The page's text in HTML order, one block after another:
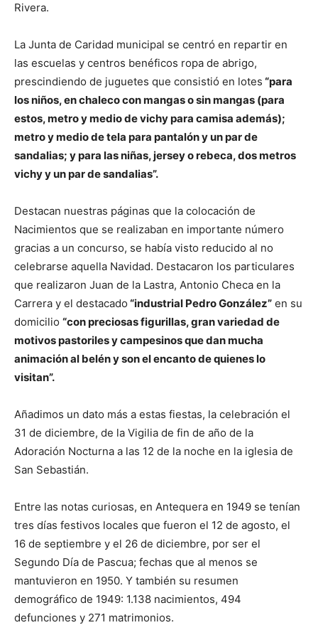
Rivera.
La Junta de Caridad municipal se centró en repartir en
las escuelas y centros benéficos ropa de abrigo,
prescindiendo de juguetes que consistió en lotes “para
los niños, en chaleco con mangas o sin mangas (para
estos, metro y medio de vichy para camisa además);
metro y medio de tela para pantalón y un par de
sandalias; y para las niñas, jersey o rebeca, dos metros
vichy y un par de sandalias”.
Destacan nuestras páginas que la colocación de
Nacimientos que se realizaban en importante número
gracias a un concurso, se había visto reducido al no
celebrarse aquella Navidad. Destacaron los particulares
que realizaron Juan de la Lastra, Antonio Checa en la
Carrera y el destacado “industrial Pedro González” en su
domicilio “con preciosas figurillas, gran variedad de
motivos pastoriles y campesinos que dan mucha
animación al belén y son el encanto de quienes lo
visitan”.
Añadimos un dato más a estas fiestas, la celebración el
31 de diciembre, de la Vigilia de fin de año de la
Adoración Nocturna a las 12 de la noche en la iglesia de
San Sebastián.
Entre las notas curiosas, en Antequera en 1949 se tenían
tres días festivos locales que fueron el 12 de agosto, el
16 de septiembre y el 26 de diciembre, por ser el
Segundo Día de Pascua; fechas que al menos se
mantuvieron en 1950. Y también su resumen
demográfico de 1949: 1.138 nacimientos, 494
defunciones y 271 matrimonios.